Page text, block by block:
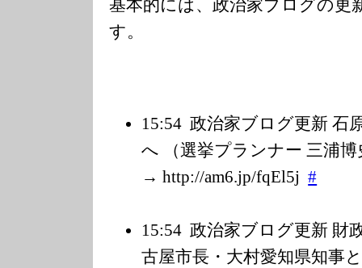
基本的には、政治家ブログの更
す。
15:54 政治家ブログ更新 石
へ （選挙プランナー 三浦
→ http://am6.jp/fqEl5j #
15:54 政治家ブログ更新 財
古屋市長・大村愛知県知